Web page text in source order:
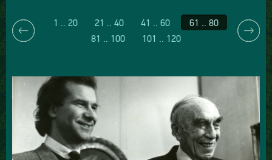
1 .. 20 21 .. 40 41 .. 60
61 .. 80
81 .. 100
101 .. 120